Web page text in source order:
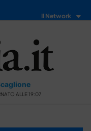
Il Network
ALLE 19:07